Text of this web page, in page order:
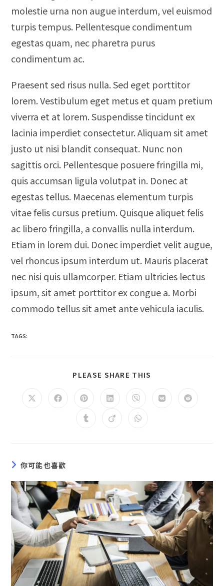
molestie urna non augue interdum, vel euismod
turpis tempus. Pellentesque condimentum
egestas quam, nec pharetra purus
condimentum ac.
Praesent sed risus nulla. Sed eget porttitor
lorem. Vestibulum eget metus et quam pretium
viverra et at lorem. Suspendisse tincidunt ex
lacinia imperdiet consectetur. Aliquam sit amet
justo ut nisi blandit consequat. Nunc non
sagittis orci. Pellentesque posuere fringilla mi,
quis accumsan ligula volutpat in. Donec at
egestas tellus. Maecenas elementum turpis
vitae felis cursus pretium. Quisque aliquet felis
ac libero fringilla, a convallis nulla interdum.
Etiam in lorem dui. Donec imperdiet velit augue,
vel rhoncus ipsum interdum ut. Mauris placerat
nec nisi quis ullamcorper. Etiam ultricies lectus
ipsum, sit amet porttitor ex congue a. Morbi
commodo tellus sit amet ante vehicula iaculis.
TAGS:
PLEASE SHARE THIS
你可能也喜歡